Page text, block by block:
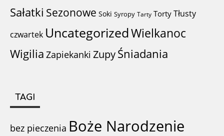
Sałatki Sezonowe Soki Syropy Tarty Torty Tłusty
czwartek UncategorizedWielkanoc
Wigilia Zapiekanki ZupyŚniadania
TAGI
bez pieczenia Boże Narodzenie